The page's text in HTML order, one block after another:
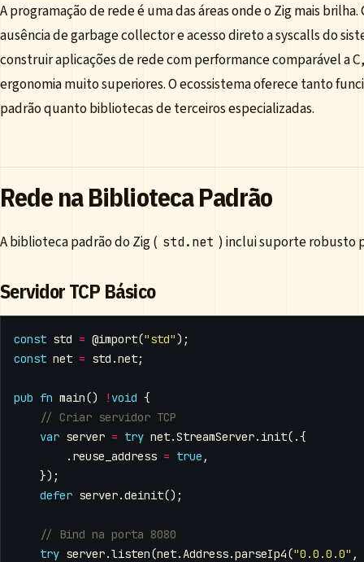
A programação de rede é uma das áreas onde o Zig mais
ausência de garbage collector e acesso direto a syscalls do
construir aplicações de rede com performance comparável a
ergonomia muito superiores. O ecossistema oferece tanto
padrão quanto bibliotecas de terceiros especializadas.
Rede na Biblioteca Padrão
A biblioteca padrão do Zig ( std.net ) inclui suporte robusto
Servidor TCP Básico
const std = @import("std");
const net = std .net;
pub fn main() ! void {
var server = try net.StreamServer. init(.{
. reuse_address = true ,
});
defer server.deinit();
try server.listen(net.Address.parseIp4("0.0.0.0" ,